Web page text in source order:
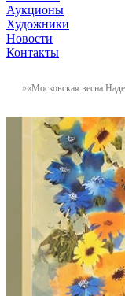
Аукционы
Художники
Новости
Контакты
«Московская весна